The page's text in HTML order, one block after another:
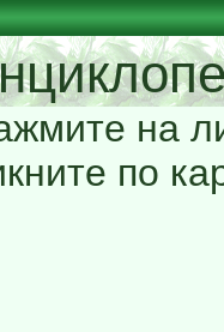
на
по